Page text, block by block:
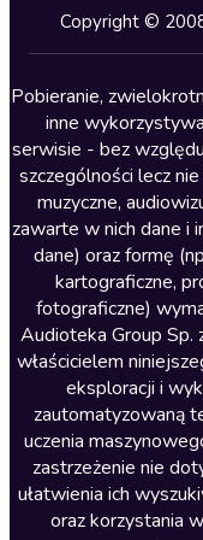
Kryminały
Lektury szkolne
Literatura
Literatura faktu
Literatura obyczajowa
Literatura piękna obca
Literatura piękna
Nagrania relaksacyjne
Nauka języków
Nauki humanistyczne
Podcasty i audycje
Polityka
Prasa
Copyright ©
Pobieranie,
inne
serwisie - bez
szczególności lecz
muzyczne,
zawarte w nich dane i
dane) oraz formę
kartograficzne,
fotograficzne)
Audioteka Group Sp.
właścicielem
eksploracji i
zautomatyzowaną
uczenia
zastrzeżenie nie
ułatwienia ich
oraz korzystania